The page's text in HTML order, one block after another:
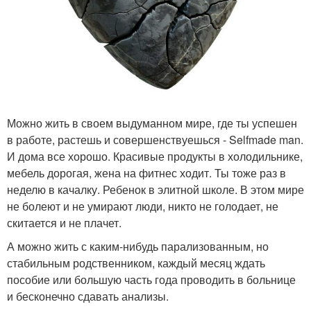
Можно жить в своем выдуманном мире, где ты успешен
в работе, растешь и совершенствуешься - Selfmade man.
И дома все хорошо. Красивые продукты в холодильнике,
мебель дорогая, жена на фитнес ходит. Ты тоже раз в
неделю в качалку. Ребенок в элитной школе. В этом мире
не болеют и не умирают люди, никто не голодает, не
скитается и не плачет.
А можно жить с каким-нибудь парализованным, но
стабильным родственником, каждый месяц ждать
пособие или большую часть года проводить в больнице
и бесконечно сдавать анализы.